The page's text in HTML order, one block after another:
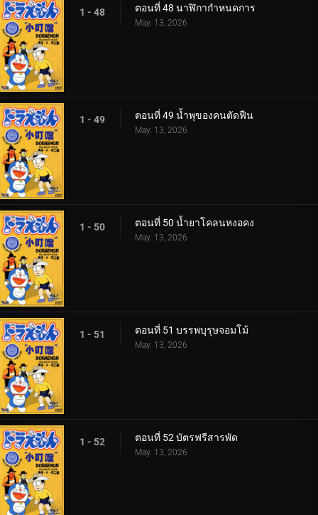
1 - 48 ตอนที่ 48 นาฬิกากำหนดการ
May. 13, 2026
1 - 49 ตอนที่ 49 น้ำพุของคนตัดฟืน
May. 13, 2026
1 - 50 ตอนที่ 50 น้ำยาโคลนหงอคง
May. 13, 2026
1 - 51 ตอนที่ 51 บรรพบุรุษจอมโม้
May. 13, 2026
1 - 52 ตอนที่ 52 บัตรฟรีสารพัด
May. 13, 2026